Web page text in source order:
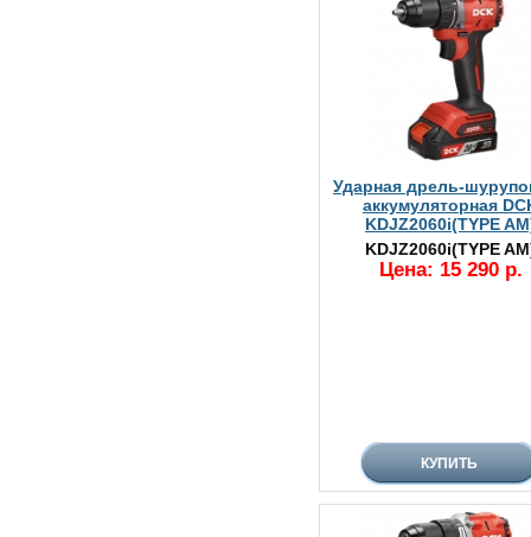
Ударная дрель-
аккумуляторная
KDJZ2060i(TYPE
KDJZ2060i(TYPE
Цена: 15 290 р.